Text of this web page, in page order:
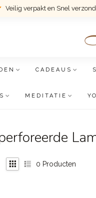
Veilig verpakt en Snel
CADEAUS
MEDITATIE
0 Producten